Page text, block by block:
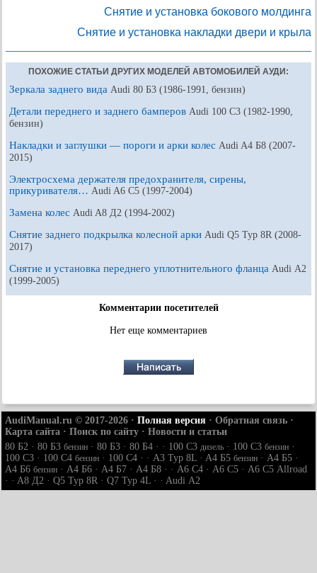
Снятие и установка бокового молдинга
Снятие и установка накладки двери и крыла
ПОХОЖИЕ СТАТЬИ ДРУГИХ МОДЕЛЕЙ АВТОМОБИЛЕЙ АУДИ:
Зеркала заднего вида Audi 80 Б3 (1986-1991, бензин)
Детали переднего и заднего бамперов Audi 100 С3 (1982-1990,
бензин)
Накладки и заглушки — пороги и арки колес Audi A4 Б8 (2007-
2015)
Электросхема держателя предохранителя, сирены,
прикуривателя… Audi A6 С5 (1997-2004)
Замена колес Audi A8 Д2 (1994-2002)
Снятие заднего подкрылка колесной арки Audi Q5 Typ 8R (2008-
2017)
Снятие и установка переднего уплотнительного фланца Audi А2
(1999-2005)
Комментарии посетителей
Нет еще комментариев
AudiManual.ru © 2017-2026 · Полная версия · Обратная связь ·
Карта сайта · Поиск по сайту · Новости и статьи
80 Б2 · 80 Б3 бензин · 80 Б3 · 80 Б4 · · 100 С3 дизель · 100 С3 бензин ·
100 С3 · 100 С4 бензин · 100 С4 · · A3 Typ 8L · A4 Б5 бензин · A4 Б5 ·
A4 Б6 бензин · A4 Б6 · A4 Б7 · A4 Б8 · · A6 С4 · A6 С5 · A6 С5 Allroad
· · A8 Д2 · Q5 Typ 8R · Q7 Typ 4L · · Audi А2